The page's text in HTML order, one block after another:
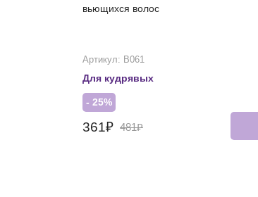
вьющихся волос
Артикул: В061
Для кудрявых
- 25%
361₽ 481₽